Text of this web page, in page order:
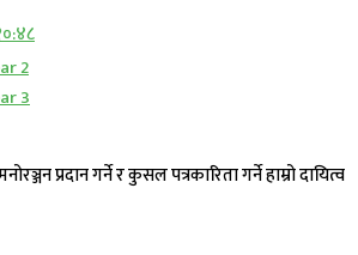
प्रदान गर्ने र कुसल पत्रकारिता गर्ने हाम्रो दायित्व